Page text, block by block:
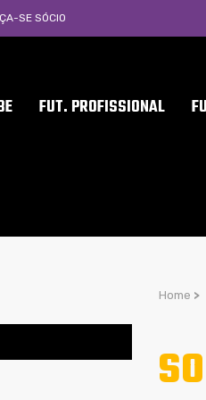
SE SÓCIO
FUT. PROFISSIONAL
Home >